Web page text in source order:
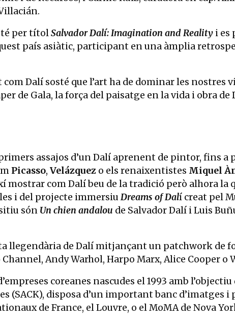
té per títolSalvador Dalí: Imagination and Reality i es
país asiàtic, participant en una àmplia
Dalí sosté que l’art ha de dominar les
de Gala, la força del paisatge en la vida i obra
assajos d’un Dalí aprenent de pintor, fins
Picasso, Velázquez o els renaixentistes Miquel
mostrar com Dalí beu de la tradició però alhora
i del projecte immersiu Dreams of Dalí creat pel
són Un chien andalou de Salvador Dalí i Luis
llegendària de Dalí mitjançant un patchwork de
Andy Warhol, Harpo Marx, Alice Cooper o
coreanes nascudes el 1993 amb
disposa d’un important banc d’imatges i
de France, el Louvre, o el MoMA de Nova